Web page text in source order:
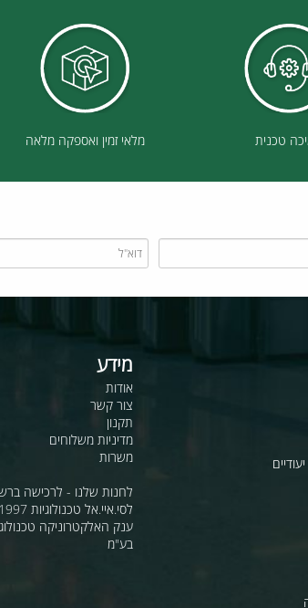
מידע
אודות
צור קשר
מדיניות משלוחים
משרות
לחנות שלנו - לרכישה ברשת